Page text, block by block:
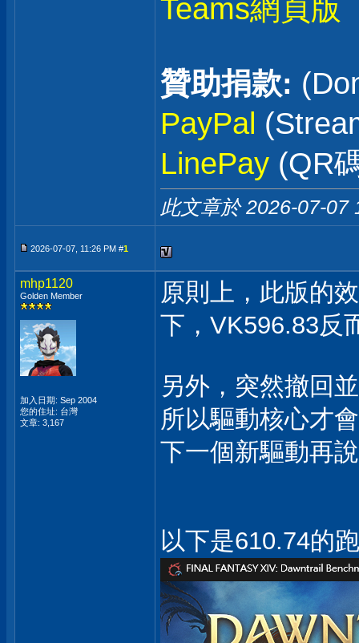
Teams網頁版
贊助捐款:
PayPal
LinePay (QR
此文章於 2026-07-07
2026-07-07, 11:26 PM #1
mhp1120
Golden Member
加入日期: Sep 2004
您的住址: 台灣
文章: 3,167
原則上，此版的
下，VK596.83反
另外，突然撤回
所以驅動核心才
下一個新驅動再
以下是610.74的